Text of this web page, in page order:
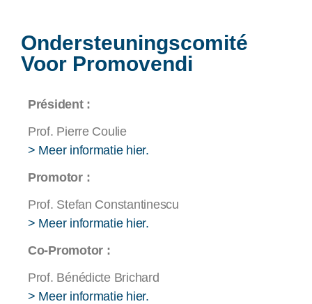
Ondersteuningscomité
Voor Promovendi
Président :
Prof. Pierre Coulie
> Meer informatie hier.
Promotor :
Prof. Stefan Constantinescu
> Meer informatie hier.
Co-Promotor :
Prof. Bénédicte Brichard
> Meer informatie hier.